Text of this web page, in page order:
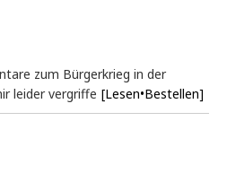
zum Bürgerkrieg in der
leider vergriffe [Lesen•Bestellen]